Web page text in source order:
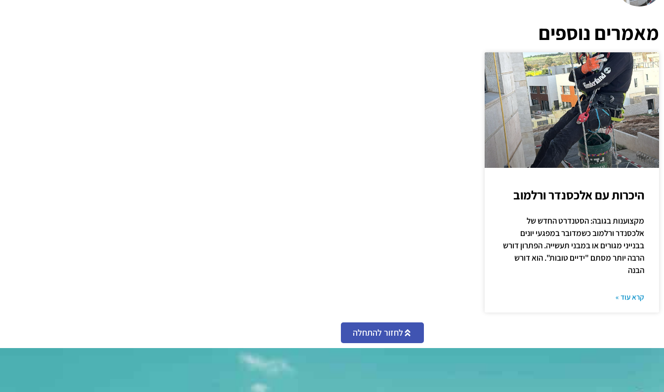
מאמרים נוספים
היכרות עם אלכסנדר ורלמוב
מקצוענות בגובה: הסטנדרט החדש של
אלכסנדר ורלמוב כשמדובר במפגעי יונים
בבנייני מגורים או במבני תעשייה. הפתרון דורש
הרבה יותר מסתם "ידיים טובות". הוא דורש
הבנה
קרא עוד »
לחזור להתחלה